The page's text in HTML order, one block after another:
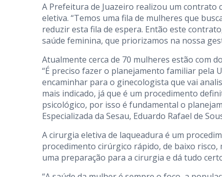
A Prefeitura de Juazeiro realizou um contrato
eletiva. “Temos uma fila de mulheres que
reduzir esta fila de espera. Então este
saúde feminina, que priorizamos na nossa
Atualmente cerca de 70 mulheres estão com
“É preciso fazer o planejamento familiar pela
encaminhar para o ginecologista que vai
mais indicado, já que é um procedimento
psicológico, por isso é fundamental o
Especializada da Sesau, Eduardo Rafael de
A cirurgia eletiva de laqueadura é um
procedimento cirúrgico rápido, de baixo
uma preparação para a cirurgia e dá tudo